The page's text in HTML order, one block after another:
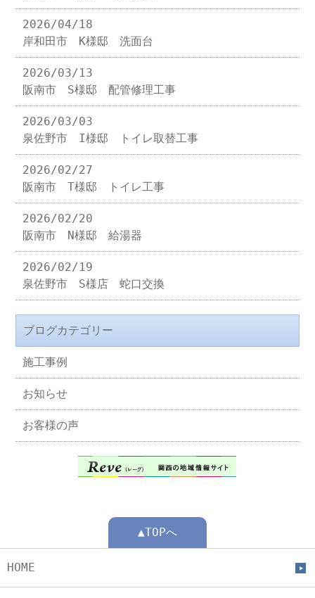
2026/04/18
岸和田市 K様邸 洗面台
2026/03/13
阪南市 S様邸 配管修理工事
2026/03/03
泉佐野市 I様邸 トイレ取替工事
2026/02/27
阪南市 T様邸 トイレ工事
2026/02/20
阪南市 N様邸 給湯器
2026/02/19
泉佐野市 S様店 蛇口交換
ブログカテゴリー
施工事例
お知らせ
お客様の声
▲TOPへ
HOME